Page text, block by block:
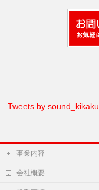
Tweets by sound_kikaku
事業内容
会社概要